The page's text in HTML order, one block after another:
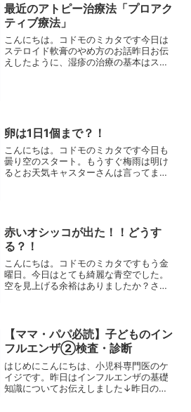
最近のアトピー治療法「プロアク
ティブ療法」
こんにちは。コドモのミカタです今日は
ステロイド軟膏のやめ方のお話昨日お伝
えしたように、湿疹の治療の基本はステ
卵は1日1個まで？！
こんにちは。コドモのミカタです今日も
曇り空のスタート。もうすぐ梅雨は明け
るとお天気キャスターさんは言ってます
赤いオシッコが出た！！どうす
る？！
こんにちは。コドモのミカタですもう金
曜日。今日はとても綺麗な青空でした。
空を見上げる余裕はありましたか？さ
ただいたり、来院されたりし...
【ママ・パパ必読】子どものイン
フルエンザ②検査・診断
はじめにこんにちは、小児科専門医のケ
イジです。昨日はインフルエンザの基礎
知識についてお伝えしました↓昨日の記